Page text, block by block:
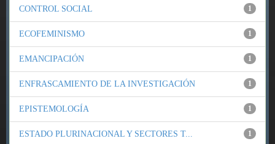
1
CONTROL SOCIAL
1
ECOFEMINISMO
1
EMANCIPACIÓN
1
ENFRASCAMIENTO DE LA INVESTIGACIÓN
1
EPISTEMOLOGÍA
1
ESTADO PLURINACIONAL Y SECTORES T...